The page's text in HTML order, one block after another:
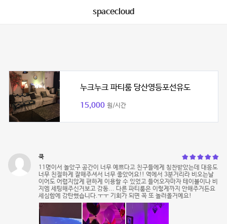
spacecloud
누크누크 파티룸 당산영등포선유도
15,000 원/시간
쿡
11명이서 놀았구 공간이 너무 예쁘다고 친구들에게 칭찬받았는데 대응도
너무 친절하게 잘해주셔서 너무 좋았어요!! 역에서 3분거리라 비오는날
이어도 어렵지않게 편하게 이용할 수 있었고 들어오자마자 테이블이나 비
지엠 세팅해주신거보고 감동... 다른 파티룸은 이렇게까지 안해주거든요
세심함에 감탄했습니다.ㅜㅜ 기회가 되면 꼭 또 놀러올거예요!